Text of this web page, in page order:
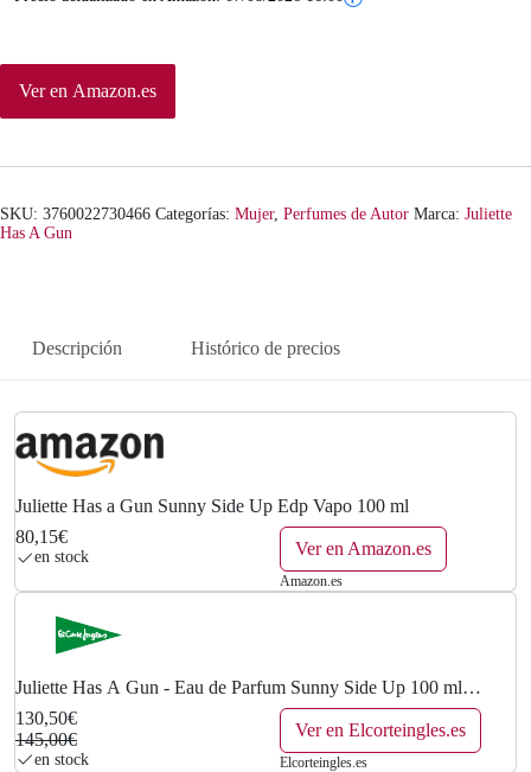
Ver en Amazon.es
SKU: 3760022730466 Categorías: Mujer, Perfumes de Autor Marca: Juliette
Has A Gun
Descripción Histórico de precios
Juliette Has a Gun Sunny Side Up Edp Vapo 100 ml
80,15€
en stock Ver en Amazon.es
Amazon.es
Juliette Has A Gun - Eau de Parfum Sunny Side Up 100 ml
Juliette Has A Gun.
130,50€
145,00€
en stock
Ver en Elcorteingles.es
Elcorteingles.es